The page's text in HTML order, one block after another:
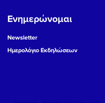
Ενημερώνομαι
Newsletter
Ημερολόγιο Εκδηλώσεων